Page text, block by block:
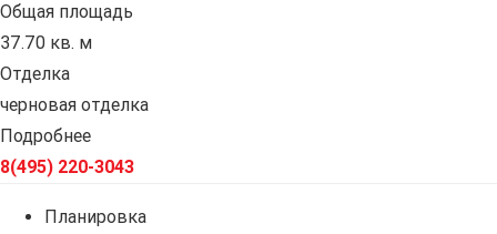
Общая площадь
37.70 кв. м
Отделка
черновая отделка
Подробнее
8(495) 220-3043
Планировка